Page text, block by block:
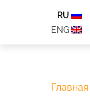
RU
ENG
Главная